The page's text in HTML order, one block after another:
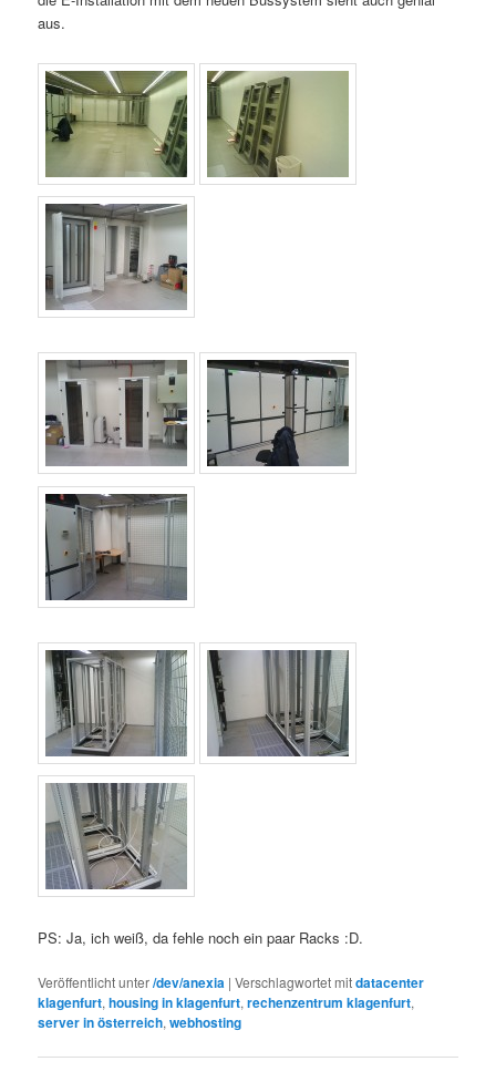
aus.
PS: Ja, ich weiß, da fehle noch ein paar Racks :D.
Veröffentlicht unter/dev/anexia |Verschlagwortet mitdatacenter
klagenfurt,housing in klagenfurt,rechenzentrum klagenfurt,
server in österreich,webhosting